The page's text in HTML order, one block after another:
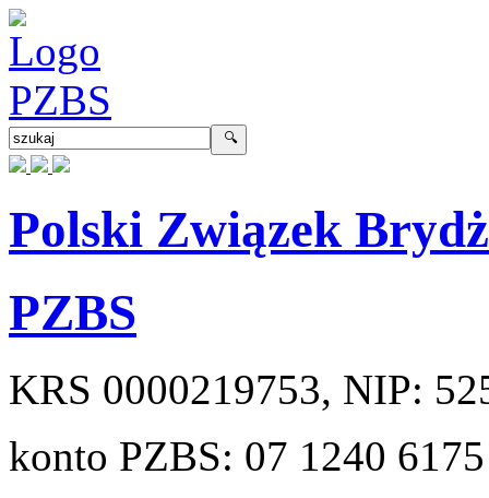
Polski Związek
PZBS
KRS 0000219753, NIP:
konto PZBS: 07 1240